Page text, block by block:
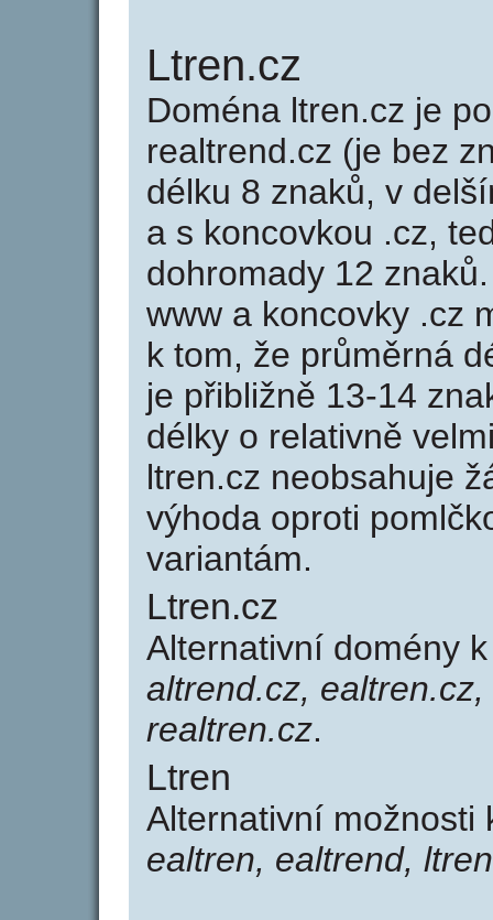
Ltren.cz
Doména ltren.cz je
realtrend.cz (je bez
délku 8 znaků, v
a s koncovkou .cz,
dohromady 12
www a koncovky .cz
k tom, že průměrná
je přibližně 13-14
délky o relativně
ltren.cz neobsahuje
výhoda oproti
variantám.
Ltren.cz
Alternativní domény
altrend.cz,
realtren.cz.
Ltren
Alternativní
ealtren, ealtrend,